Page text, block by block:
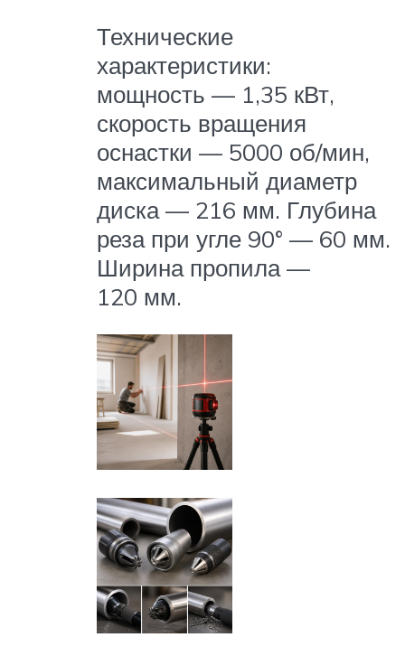
Технические
характеристики:
мощность — 1,35 кВт,
скорость вращения
оснастки — 5000 об/мин,
максимальный диаметр
диска — 216 мм. Глубина
реза при угле 90° — 60 мм.
Ширина пропила —
120 мм.